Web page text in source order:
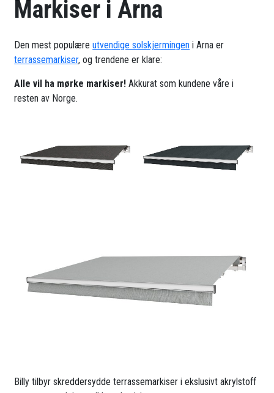
Markiser i Arna
Den mest populæreutvendige solskjermingen i Arna er
terrassemarkiser, og trendene er klare:
Alle vil ha mørke markiser! Akkurat som kundene våre i
resten av Norge.
Billy tilbyr skreddersydde terrassemarkiser i ekslusivt akrylstoff